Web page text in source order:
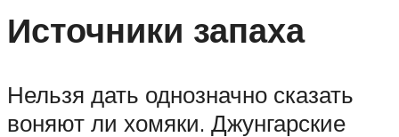
Источники запаха
Нельзя дать однозначно сказать
воняют ли хомяки. Джунгарские